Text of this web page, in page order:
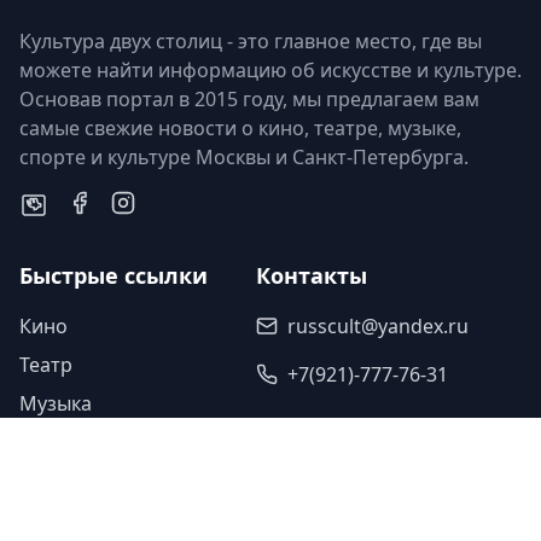
Культура двух столиц - это главное место, где вы
можете найти информацию об искусстве и культуре.
Основав портал в 2015 году, мы предлагаем вам
самые свежие новости о кино, театре, музыке,
спорте и культуре Москвы и Санкт-Петербурга.
Быстрые ссылки
Кино
Театр
Музыка
Контакты
russcult@yandex.ru
+7(921)-777-76-31